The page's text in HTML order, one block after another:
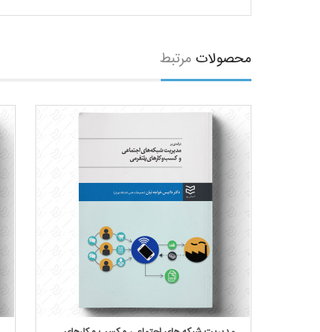
محصولات مرتبط